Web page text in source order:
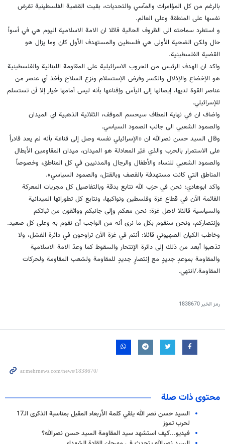
بالرغم من كل المؤامرات والمآسي والتحديات، بقيت القضية الفلسطينية تفرض
نفسها على المنطقة وعلى العالم.
و استطرد سماحته الى الظروف الحالية قائلا ان الامة الاسلامية اليوم هي في أسوأ
حال ولكن الضحية الأولى هي فلسطين والمستهدف الأول كان وما يزال هو
القضية الفلسطينية.
واكد ان الهدف الرئيس من الحروب الاسرائيلية على المقاومة اللبنانية والفلسطينية
هو الإخضاع والإذلال والكسر وفرض الإستسلام ونزع السلاح وأخذ أي عنصر من
عناصر القوة لديها، إيصالها إلى اليأس وإقناعها بأنه ليس أمامها خيار إلا أن تستسلم
للإسرائيلي.
واضاف ان في نهاية المطاف سيحسم الموقف، الثلاثية الذهبية اي الميدان
والصمود الشعبي الى جانب الصمود السياسي.
وقال السيد حسن نصرالله ان «الإسرائيلي نفسه وصل إلى قناعة بأنه لم يعد قادراً
على الاستمرار بالحرب والذي غيّر المعادلة هو الميدان، ميدان المقاومين الأبطال
والصمود الشعبي للنساء والأطفال والرجال والمدنيين في كل المناطق، وخصوصاً
المناطق التي كانت مستهدفة بالقصف وبالقتل، والصمود السياسي».
واكد ابوهادي: نحن في حزب الله نتابع بدقة وبالتفاصيل كل مجريات المعركة
القائمة الآن في قطاع غزة وفلسطين ونواكبها، ونتابع كل تطوراتها الميدانية
والسياسية قالئلا لاهل غزة: نحن معكم وإلى جانبكم وواثقون من ثباتكم
وإنتصاركم، ونحن سنقوم بكل ما نرى أنه من الواجب أن نقوم به وعلى كل صعيد.
وخاطب الكيان الصهيوني قائلا: أنتم في غزة الآن تراوحون في دائرة الفشل، ولا
تذهبوا أبعد من ذلك إلى دائرة الإنتحار والسقوط كما وعدً الامة الاسلامية
والمقاومة بموعدٍ جديدٍ مع إنتصارٍ جديدٍ للمقاومة ولشعب المقاومة ولحركات
المقاومة./انتهي.
رمز الخبر1838670
محتوى ذات صلة
السيد حسن نصر الله يلقي كلمة الأربعاء المقبل بمناسبة الذكرى الـ17
لحرب تموز
فيديو...كيف استشهد سيد المقاومة السيد حسن نصرالله؟